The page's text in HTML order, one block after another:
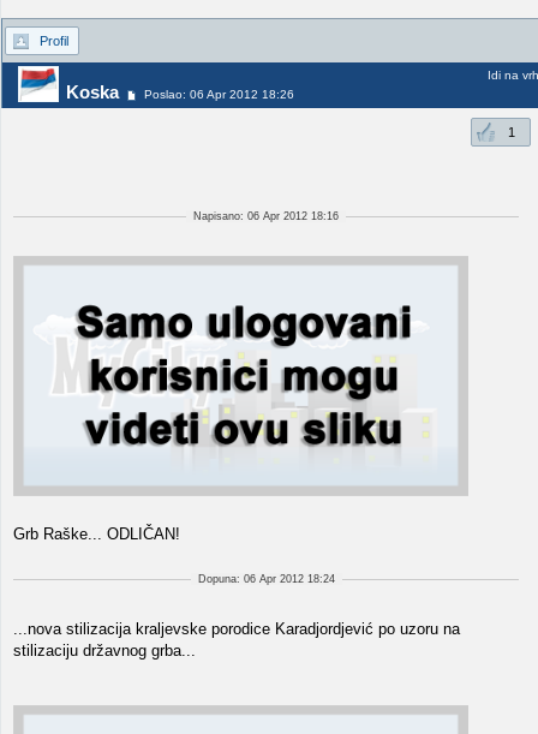
Profil
Koska Poslao: 06 Apr 2012 18:26
Idi na vrh
1
Napisano: 06 Apr 2012 18:16
Grb Raške... ODLIČAN!
Dopuna: 06 Apr 2012 18:24
...nova stilizacija kraljevske porodice Karadjordjević po uzoru na
stilizaciju državnog grba...